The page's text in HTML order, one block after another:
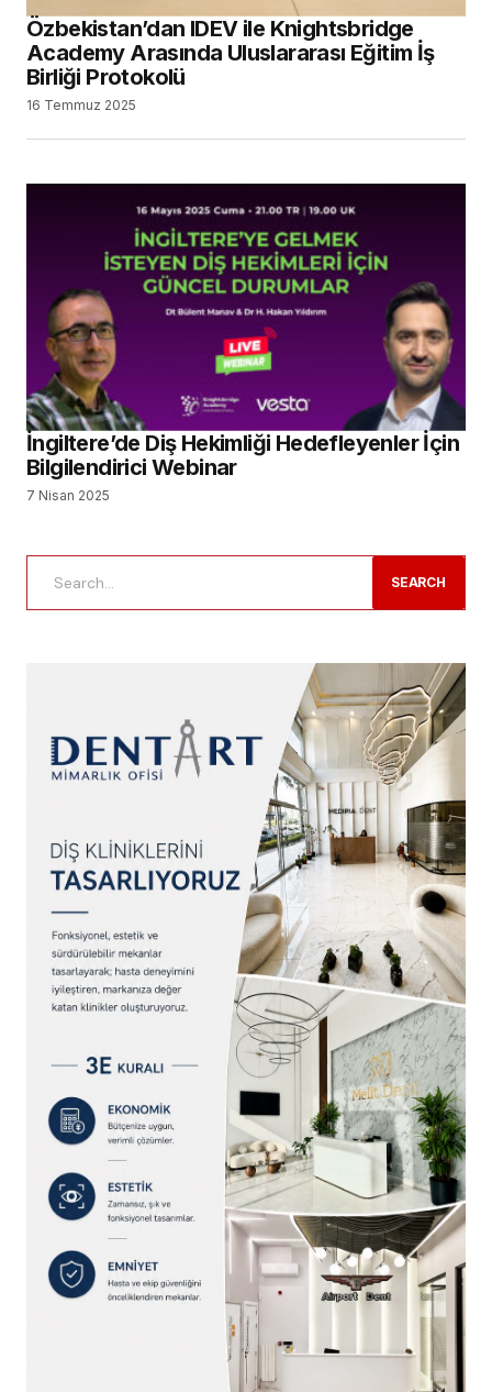
Özbekistan’dan IDEV ile Knightsbridge
Academy Arasında Uluslararası Eğitim İş
Birliği Protokolü
16 Temmuz 2025
İngiltere’de Diş Hekimliği Hedefleyenler İçin
Bilgilendirici Webinar
7 Nisan 2025
SEARCH